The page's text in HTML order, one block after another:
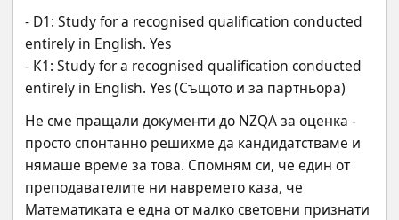
- D1: Study for a recognised qualification conducted
entirely in English. Yes
- К1: Study for a recognised qualification conducted
entirely in English. Yes (Същото и за партньора)
Не сме пращали документи до NZQA за оценка -
просто спонтанно решихме да кандидатстваме и
нямаше време за това. Спомням си, че един от
преподавателите ни навремето каза, че
Математиката е една от малко световни признати